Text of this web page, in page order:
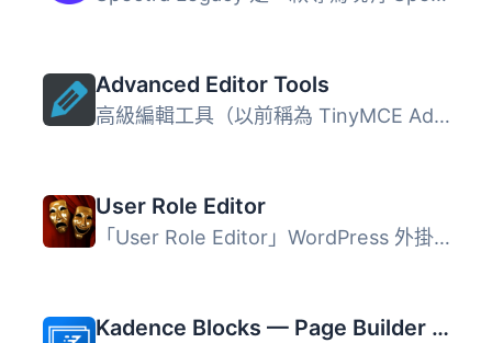
Advanced Editor Tools
高級編輯工具（以前稱為 TinyMCE Advanced）引入了一個「經典...
User Role Editor
「User Role Editor」WordPress 外掛讓您輕鬆更改使用者角色...
Kadence Blocks — Page Builder Toolkit for Gutenberg Editor